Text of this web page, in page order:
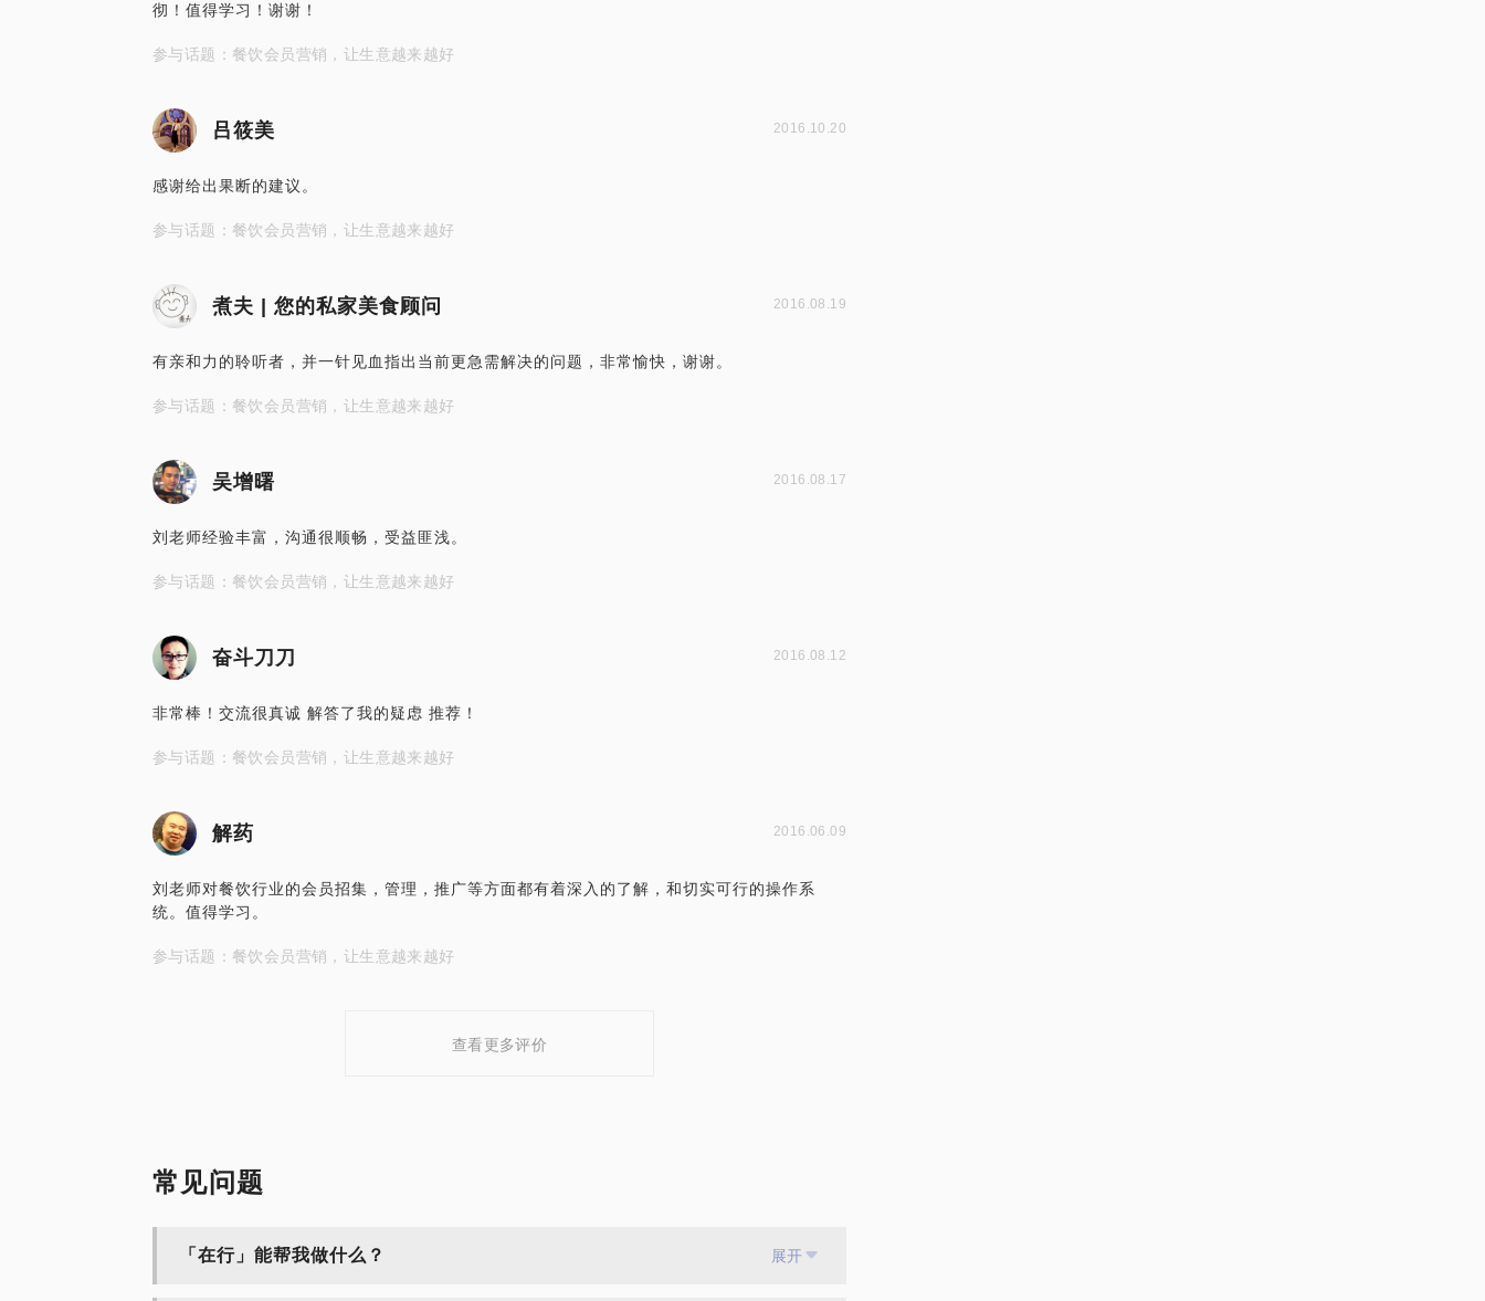
彻！值得学习！谢谢！
参与话题：餐饮会员营销，让生意越来越好
吕筱美 2016.10.20
感谢给出果断的建议。
参与话题：餐饮会员营销，让生意越来越好
煮夫 | 您的私家美食顾问 2016.08.19
有亲和力的聆听者，并一针见血指出当前更急需解决的问题，非常愉快，谢谢。
参与话题：餐饮会员营销，让生意越来越好
吴增曙 2016.08.17
刘老师经验丰富，沟通很顺畅，受益匪浅。
参与话题：餐饮会员营销，让生意越来越好
奋斗刀刀 2016.08.12
非常棒！交流很真诚 解答了我的疑虑 推荐！
参与话题：餐饮会员营销，让生意越来越好
解药 2016.06.09
刘老师对餐饮行业的会员招集，管理，推广等方面都有着深入的了解，和切实可行的操作系
统。值得学习。
参与话题：餐饮会员营销，让生意越来越好
查看更多评价
常见问题
「在行」能帮我做什么？ 展开